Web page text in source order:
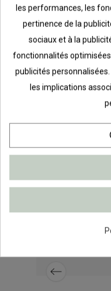
puis au
l'endroit fixez
haute à la plus
les performances, les
pertinence de la
sociaux et à la
fonctionnalités optimisées
publicités
les implications